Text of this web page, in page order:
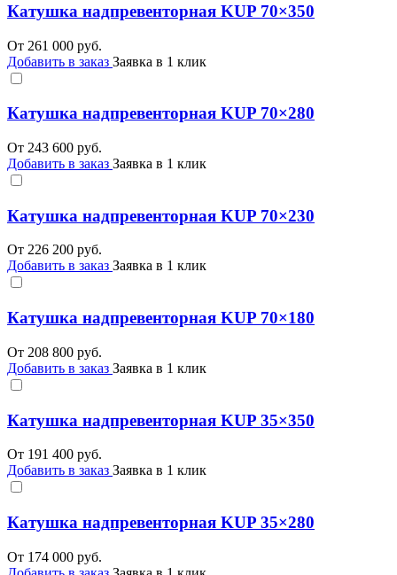
Катушка надпревенторная KUP 70×350
От 261 000 руб.
Добавить в заказ Заявка в 1 клик
Катушка надпревенторная KUP 70×280
От 243 600 руб.
Добавить в заказ Заявка в 1 клик
Катушка надпревенторная KUP 70×230
От 226 200 руб.
Добавить в заказ Заявка в 1 клик
Катушка надпревенторная KUP 70×180
От 208 800 руб.
Добавить в заказ Заявка в 1 клик
Катушка надпревенторная KUP 35×350
От 191 400 руб.
Добавить в заказ Заявка в 1 клик
Катушка надпревенторная KUP 35×280
От 174 000 руб.